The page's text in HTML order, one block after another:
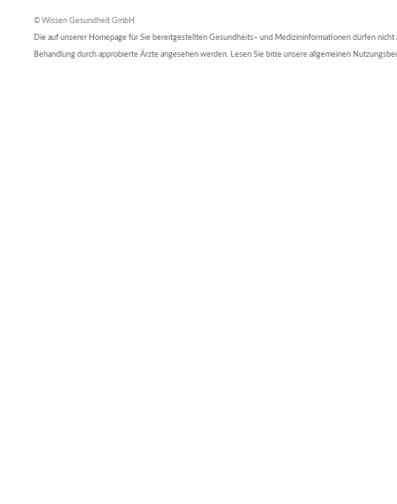
© Wissen Gesundheit GmbH
Die auf unserer Homepage für Sie bereitgestellten Gesundheits– und Medizininformationen dürfen nicht
Behandlung durch approbierte Ärzte angesehen werden. Lesen Sie bitte unsere allgemeinen